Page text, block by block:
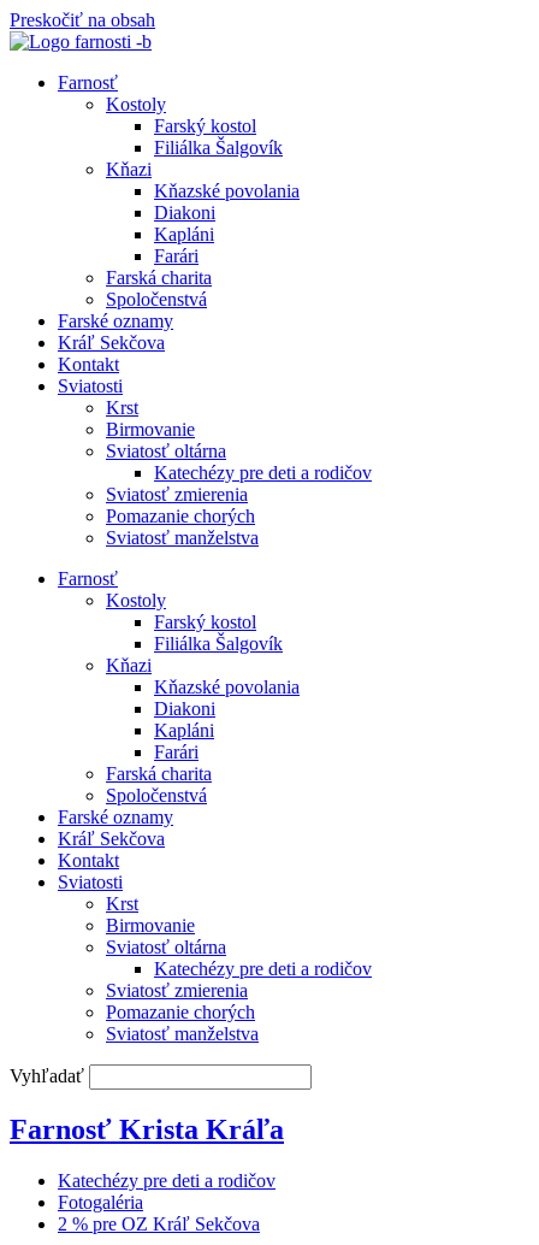
Preskočiť na obsah
Farnosť
Kostoly
Farský kostol
Filiálka Šalgovík
Kňazi
Kňazské povolania
Diakoni
Kapláni
Farári
Farská charita
Spoločenstvá
Farské oznamy
Kráľ Sekčova
Kontakt
Sviatosti
Krst
Birmovanie
Sviatosť oltárna
Katechézy pre deti a rodičov
Sviatosť zmierenia
Pomazanie chorých
Sviatosť manželstva
Farnosť
Kostoly
Farský kostol
Filiálka Šalgovík
Kňazi
Kňazské povolania
Diakoni
Kapláni
Farári
Farská charita
Spoločenstvá
Farské oznamy
Kráľ Sekčova
Kontakt
Sviatosti
Krst
Birmovanie
Sviatosť oltárna
Katechézy pre deti a rodičov
Sviatosť zmierenia
Pomazanie chorých
Sviatosť manželstva
Vyhľadať
Farnosť Krista Kráľa
Katechézy pre deti a rodičov
Fotogaléria
2 % pre OZ Kráľ Sekčova